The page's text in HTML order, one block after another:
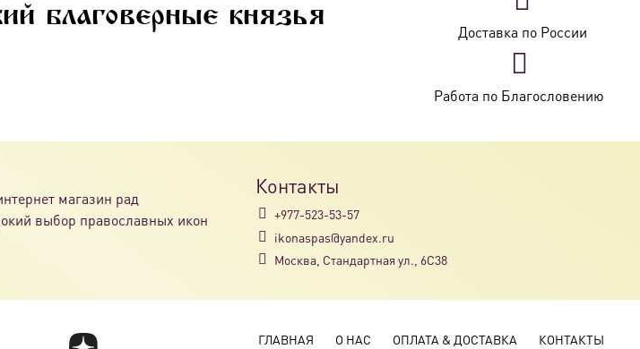
благоверные князья Доставка по России
Работа по Благословению
магазин рад
выбор православных икон
Контакты
+977-523-53-57
ikonaspas@yandex.ru
Москва, Стандартная ул., 6С38
ГЛАВНАЯ О НАС ОПЛАТА & ДОСТАВКА КОНТАКТЫ